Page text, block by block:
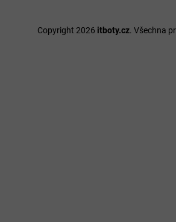
Copyright 2026 itboty.cz. Všechna